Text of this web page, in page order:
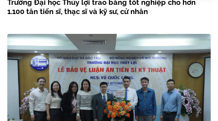
Trường Đại học Thủy lợi trao bằng tốt nghiệp cho hơn
1.100 tân tiến sĩ, thạc sĩ và kỹ sư, cử nhân